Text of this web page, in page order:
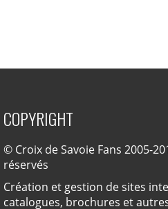
COPYRIGHT
© Croix de Savoie Fans 2005-
réservés
Création et gestion de sites
catalogues, brochures et